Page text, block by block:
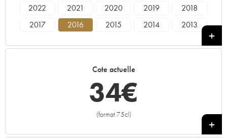
2022 2021 2020 2019
2018
2017
2016 2015 2014
2013
Cote actuelle
34€
(format 75cl)
+